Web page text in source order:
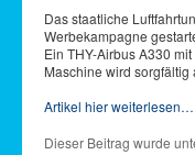
Das staatliche
Werbekampagne
Ein THY-Airbus A330
Maschine wird
Artikel hier weiterlesen…
Dieser Beitrag wurde